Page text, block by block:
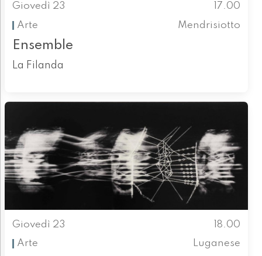
Giovedì 23
17.00
Arte
Mendrisiotto
Ensemble
La Filanda
Giovedì 23
18.00
Arte
Luganese